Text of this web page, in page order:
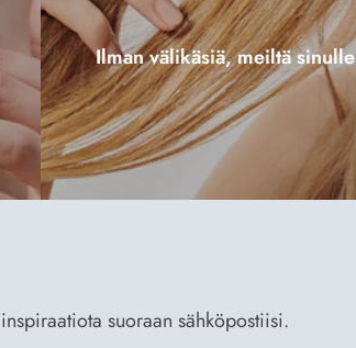
Ilman välikäsiä, meiltä sinulle
suoraan sähköpostiisi.